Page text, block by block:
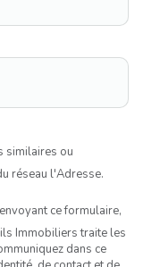
similaires ou
réseau l'Adresse.
ce formulaire,
Immobiliers traite les
dans ce